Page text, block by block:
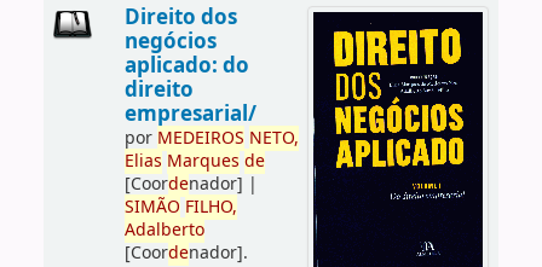
Direito dos
negócios
aplicado: do
direito
empresarial/
por MEDEIROS NETO,
Elias Marques de
[Coordenador] |
SIMÃO FILHO,
Adalberto
[Coordenador].